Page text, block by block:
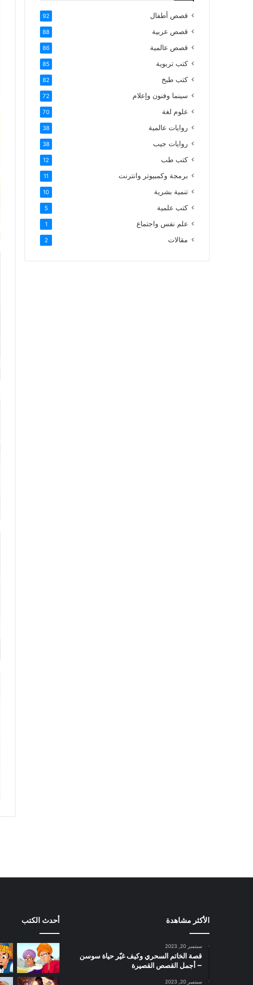
قصص أطفال 92
قصص عربية 88
قصص عالمية 86
كتب تربوية 85
كتب طبخ 82
سينما وفنون وإعلام 72
علوم لغة 70
روايات عالمية 38
روايات جيب 38
كتب طب 12
برمجة وكمبيوتر وانترنت 11
تنمية بشرية 10
كتب علمية 5
علم نفس واجتماع 1
مقالات 2
الأكثر مشاهدة
سبتمبر 20, 2023
قصة الخاتم السحري وكيف غيّر حياة سوسن
– أجمل القصص القصيرة
سبتمبر 20, 2023
أحدث الكتب